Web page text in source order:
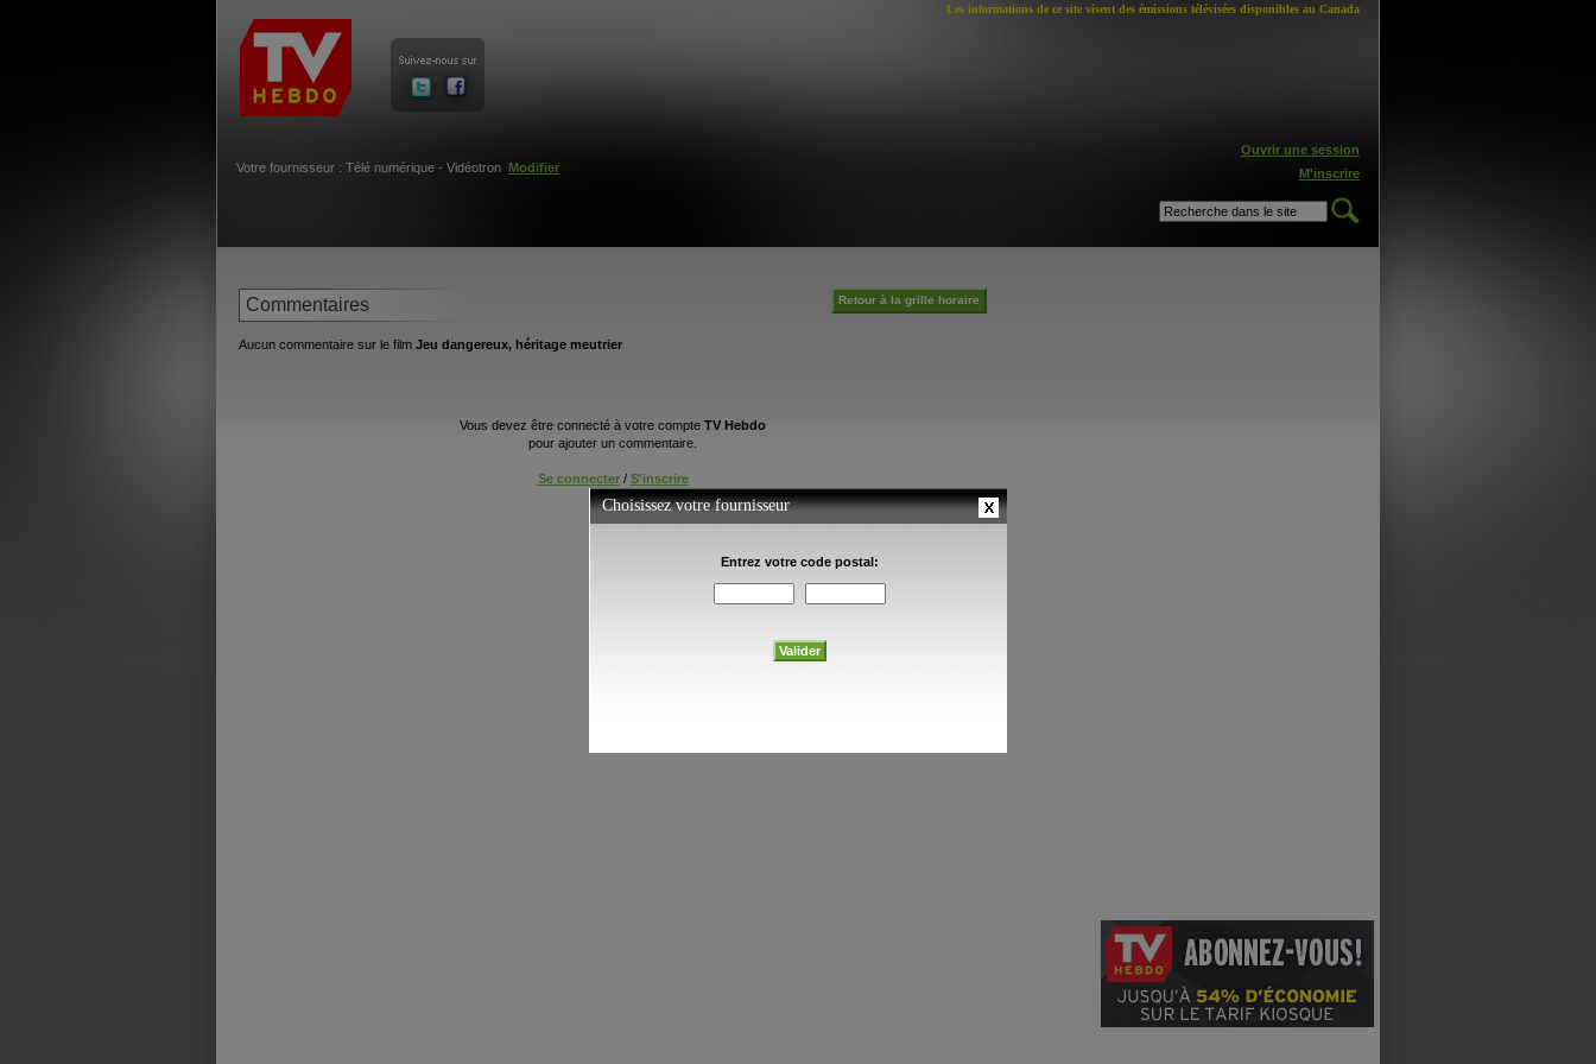
Les informations de ce site visent des émissions télévisées disponibles au Canada
Votre fournisseur : Télé numérique - Vidéotron Modifier
Ouvrir une session
M'inscrire
Commentaires Retour à la grille horaire
Aucun commentaire sur le film Jeu dangereux, héritage meutrier
Vous devez être connecté à votre compte TV Hebdo
pour ajouter un commentaire.
Se connecter/ S'inscrire